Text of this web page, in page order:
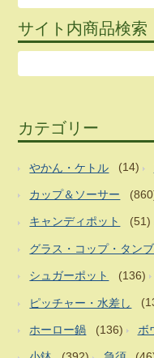
サイト内商品検索
カテゴリー
やかん・ケトル (14)
カップ＆ソーサー
キャンディポット (51)
グラス・コップ・タン
シュガーポット (136)
ピッチャー・水差し
ホーロー鍋 (136) ボ